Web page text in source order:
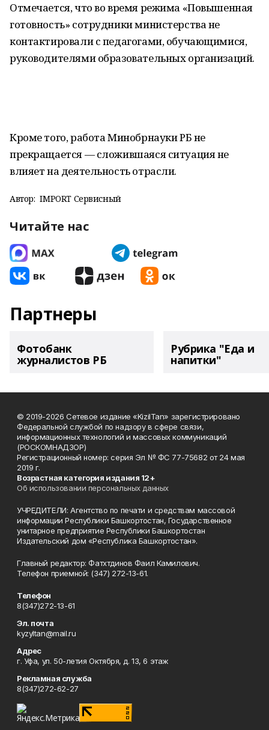
Отмечается, что во время режима «Повышенная
готовность» сотрудники министерства не
контактировали с педагогами, обучающимися,
руководителями образовательных организаций.
Кроме того, работа Минобрнауки РБ не
прекращается — сложившаяся ситуация не
влияет на деятельность отрасли.
Автор: IMPORT Сервисный
Читайте нас
Партнеры
Фотобанк
журналистов РБ
Рубрика "Еда и
напитки"
© 2019-2026 Сетевое издание «KizilTan» зарегистрировано
Федеральной службой по надзору в сфере связи,
информационных технологий и массовых коммуникаций
(РОСКОМНАДЗОР)
Регистрационный номер: серия Эл № ФС 77-75682 от 24 мая
2019 г.
Возрастная категория издания 12+
Об использовании персональных данных
УЧРЕДИТЕЛИ: Агентство по печати и средствам массовой
информации Республики Башкортостан, Государственное
унитарное предприятие Республики Башкортостан
Издательский дом «Республика Башкортостан».
Главный редактор: Фатхтдинов Фаил Камилович.
Телефон приемной: (347) 272-13-61.
Телефон
8(347)272-13-61
Эл. почта
kyzyltan@mail.ru
Адрес
г. Уфа, ул. 50-летия Октября, д. 13, 6 этаж
Рекламная служба
8(347)272-62-27